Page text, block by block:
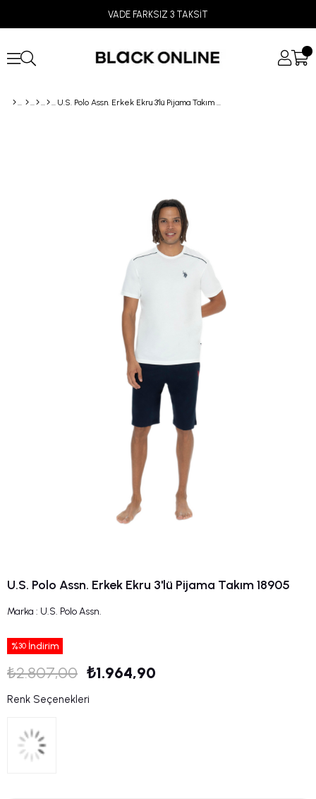
VADE FARKSIZ 3 TAKSİT
U.S. Polo Assn. Erkek Ekru 3'lü Pijama Takım 18905
U.S. Polo Assn. Erkek Ekru 3'lü Pijama Takım 18905
Marka : U.S. Polo Assn.
%30İndirim
₺2.807,00 ₺1.964,90
Renk Seçenekleri